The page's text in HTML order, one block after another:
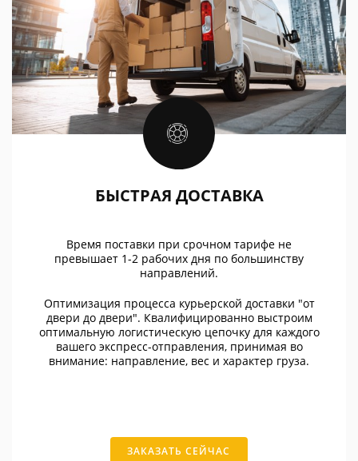
БЫСТРАЯ ДОСТАВКА
Время поставки при срочном тарифе не
превышает 1-2 рабочих дня по большинству
направлений.
Оптимизация процесса курьерской доставки "от
двери до двери". Квалифицированно выстроим
оптимальную логистическую цепочку для каждого
вашего экспресс-отправления, принимая во
внимание: направление, вес и характер груза.
ЗАКАЗАТЬ СЕЙЧАС